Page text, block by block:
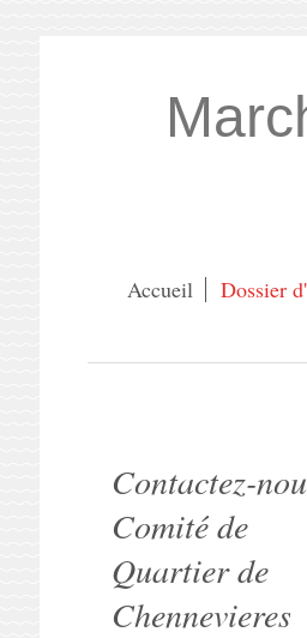
Accueil Dossier
Contactez-
Comité de
Quartier de
Chennevieres